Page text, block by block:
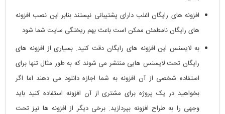
افزونه های رایگان اغلب دارای پشتیبانی نیستند بنابر این نصب افزونه
های رایگان نامطمئن ممکن است باعث بهم ریختگی سایت شما شود
به لایسنس این افزونه های رایگان دقت کنید. بسیاری از افزونه های
رایگان تحت لایسنس هایی منتشر می شوند که به طور مثال تنها برای
استفاده شخصی از آن افزونه به شما اجازه دانلود می دهند اما اگر
بخواهید در یک پروژه برای مشتری از آن افزونه استفاده کنید باید
وجهی را به طراح افزونه بپردازید. برخی دیگر از افزونه ها نیز تحت